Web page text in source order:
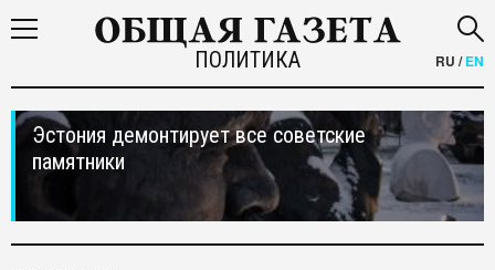
ПОЛИТИКА RU /EN
Эстония демонтирует все советские
памятники